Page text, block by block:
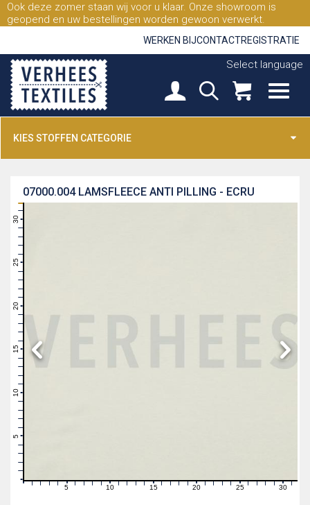
Ook deze zomer staan wij voor u klaar. Onze showroom is
geopend en uw bestellingen worden gewoon verwerkt.
WERKEN BIJCONTACTREGISTRATIE
Select language
KIES STOFFEN CATEGORIE
LAMSFLEECE ANTI PILLING - ECRU
07000.004
11
16
21
26
1 2 3 4 6 7 89 11121314 16171819 21222324 26272829 31